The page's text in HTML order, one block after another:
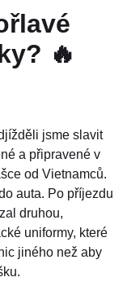
🔥
jsme slavit
a připravené v
od Vietnamců.
auta. Po příjezdu
druhou,
uniformy, které
jiného než aby